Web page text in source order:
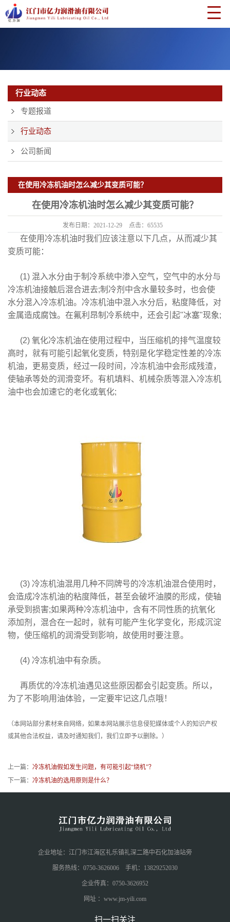
行业动态
专题报道
行业动态
公司新闻
在使用冷冻机油时怎么减少其变质可能？
在使用冷冻机油时怎么减少其变质可能？
发布日期： 2021-12-29 点击： 65535
在使用冷冻机油时我们应该注意以下几点，从而减少其
变质可能：
(1) 混入水分由于制冷系统中渗入空气，空气中的水分与
冷冻机油接触后混合进去;制冷剂中含水量较多时，也会使
水分混入冷冻机油。冷冻机油中混入水分后，粘度降低，对
金属造成腐蚀。在氟利昂制冷系统中，还会引起"冰塞"现象;
(2) 氧化冷冻机油在使用过程中，当压缩机的排气温度较
高时，就有可能引起氧化变质，特别是化学稳定性差的冷冻
机油，更易变质，经过一段时间，冷冻机油中会形成残渣，
使轴承等处的润滑变坏。有机填料、机械杂质等混入冷冻机
油中也会加速它的老化或氧化;
(3) 冷冻机油混用几种不同牌号的冷冻机油混合使用时，
会造成冷冻机油的粘度降低，甚至会破坏油膜的形成，使轴
承受到损害;如果两种冷冻机油中，含有不同性质的抗氧化
添加剂，混合在一起时，就有可能产生化学变化，形成沉淀
物，使压缩机的润滑受到影响，故使用时要注意。
(4) 冷冻机油中有杂质。
再质优的冷冻机油遇见这些原因都会引起变质。所以，
为了不影响用油体验，一定要牢记这几点哦！
（本网站部分素材来自网络，如果本网站展示信息侵犯媒体或个人的知识产权
或其他合法权益，请及时通知我们，我们立即予以删除。）
上一篇： 冷冻机油假如发生问题，有可能引起“烧机”？
下一篇： 冷冻机油的选用原则是什么？
企业地址：江门市江海区礼乐镇礼深二路中石化加油站旁
服务热线：0750-3626006 手机：13829252030
企业传真：0750-3626952
网址 ：www.jm-yili.com
扫一扫关注